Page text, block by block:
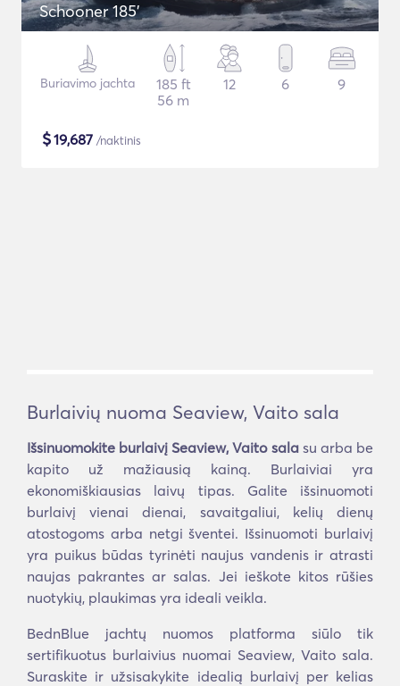
Schooner 185'
Buriavimo jachta
185 ft
56 m
12 6 9
$19,687 /naktinis
Burlaivių nuoma Seaview, Vaito sala
Išsinuomokite burlaivį Seaview, Vaito salasu arba be
kapito už mažiausią kainą. Burlaiviai yra
ekonomiškiausias laivų tipas. Galite išsinuomoti
burlaivį vienai dienai, savaitgaliui, kelių dienų
atostogoms arba netgi šventei. Išsinuomoti burlaivį
yra puikus būdas tyrinėti naujus vandenis ir atrasti
naujas pakrantes ar salas. Jei ieškote kitos rūšies
nuotykių, plaukimas yra ideali veikla.
BednBlue jachtų nuomos platforma siūlo tik
sertifikuotus burlaivius nuomai Seaview, Vaito sala.
Suraskite ir užsisakykite idealią burlaivį per kelias